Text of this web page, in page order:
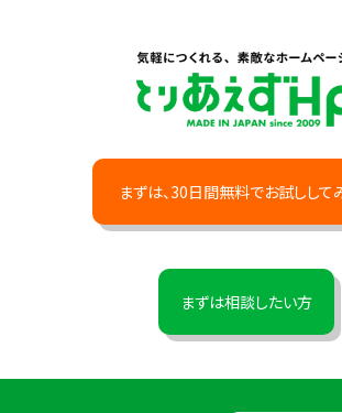
まずは、30日間無料でお試しして
まずは相談したい方